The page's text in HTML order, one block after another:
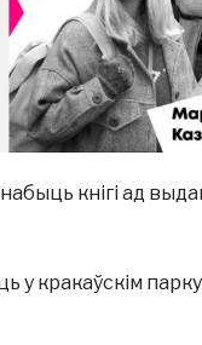
кнігі ад
у кракаўскім